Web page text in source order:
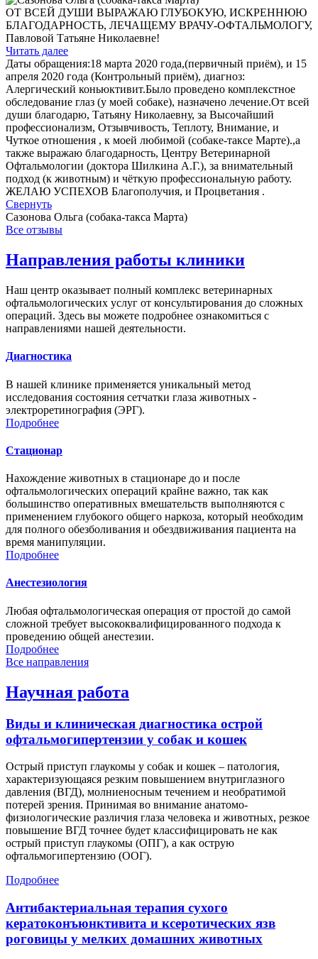
ОТ ВСЕЙ ДУШИ ВЫРАЖАЮ ГЛУБОКУЮ, ИСКРЕННЮЮ
БЛАГОДАРНОСТЬ, ЛЕЧАЩЕМУ ВРАЧУ-ОФТАЛЬМОЛОГУ,
Павловой Татьяне Николаевне!
Читать далее
Даты обращения:18 марта 2020 года,(первичный приём), и 15
апреля 2020 года (Контрольный приём), диагноз:
Алергический коньюктивит.Было проведено комплекстное
обследование глаз (у моей собаке), назначено лечение.От всей
души благодарю, Татьяну Николаевну, за Высочайший
профессионализм, Отзывчивость, Теплоту, Внимание, и
Чуткое отношения , к моей любимой (собаке-таксе Марте).,а
также выражаю благодарность, Центру Ветеринарной
Офтальмологии (доктора Шилкина А.Г.), за внимательный
подход (к животным) и чёткую профессиональную работу.
ЖЕЛАЮ УСПЕХОВ Благополучия, и Процветания .
Свернуть
Сазонова Ольга (собака-такса Марта)
Все отзывы
Направления работы клиники
Наш центр оказывает полный комплекс ветеринарных
офтальмологических услуг от консультирования до сложных
операций. Здесь вы можете подробнее ознакомиться с
направлениями нашей деятельности.
Диагностика
В нашей клинике применяется уникальный метод
исследования состояния сетчатки глаза животных -
электроретинография (ЭРГ).
Подробнее
Стационар
Нахождение животных в стационаре до и после
офтальмологических операций крайне важно, так как
большинство оперативных вмешательств выполняются с
применением глубокого общего наркоза, который необходим
для полного обезболивания и обездвиживания пациента на
время манипуляции.
Подробнее
Анестезиология
Любая офтальмологическая операция от простой до самой
сложной требует высококвалифицированного подхода к
проведению общей анестезии.
Подробнее
Все направления
Научная работа
Виды и клиническая диагностика острой
офтальмогипертензии у собак и кошек
Острый приступ глаукомы у собак и кошек – патология,
характеризующаяся резким повышением внутриглазного
давления (ВГД), молниеносным течением и необратимой
потерей зрения. Принимая во внимание анатомо-
физиологические различия глаза человека и животных, резкое
повышение ВГД точнее будет классифицировать не как
острый приступ глаукомы (ОПГ), а как острую
офтальмогипертензию (ООГ).
Подробнее
Антибактериальная терапия сухого
кератоконъюнктивита и ксеротических язв
роговицы у мелких домашних животных